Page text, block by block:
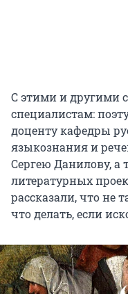
С этими и другими
специалистам:
доценту кафедры
языкознания и
Сергею Данилову, а
литературных
рассказали, что не
что делать, если